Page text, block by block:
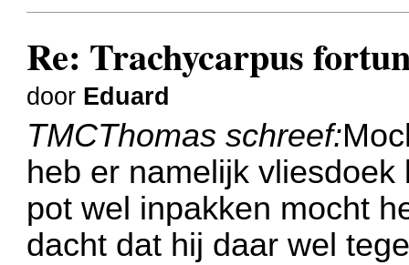
Re: Trachycarpus
door Eduard
TMCThomas schreef:
heb er namelijk
pot wel inpakken mocht
dacht dat hij daar wel